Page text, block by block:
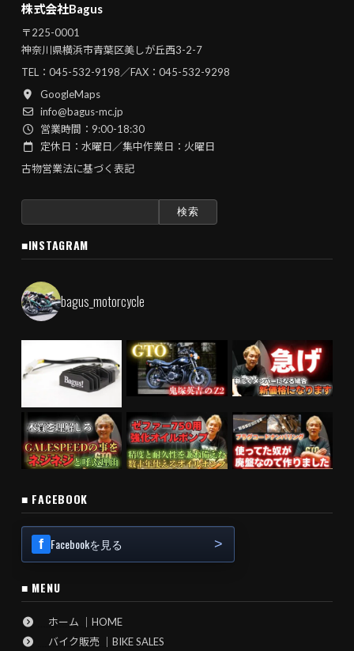
株式会社Bagus
〒225-0001
神奈川県横浜市青葉区美しが丘西3-2-7
TEL： 045-532-9198／FAX：045-532-9298
GoogleMaps
info@bagus-mc.jp
営業時間：9:00-18:30
定休日：水曜日／集中作業日：火曜日
古物営業法に基づく表記
■INSTAGRAM
bagus_motorcycle
■ FACEBOOK
Facebookを見る
■ MENU
ホーム ｜HOME
バイク販売 ｜BIKE SALES